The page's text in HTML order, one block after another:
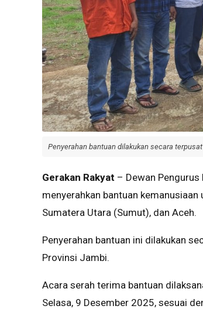
Penyerahan bantuan dilakukan secara
Gerakan Rakyat – Dewan Pengurus
menyerahkan bantuan
Sumatera Utara (Sumut), dan Aceh.
Penyerahan bantuan ini dilakukan
Provinsi Jambi.
Acara serah terima bantuan
Selasa, 9 Desember 2025, sesuai